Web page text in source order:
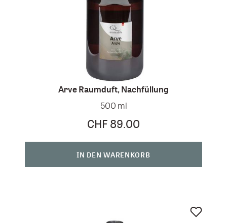
Arve Raumduft, Nachfüllung
500 ml
CHF 89.00
IN DEN WARENKORB